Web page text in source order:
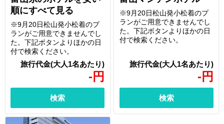
順にすべて見る
- 円
※9月20日松山発小松着のプ
ランがご用意できませんでし
た。下記ボタンよりほかの日
付で検索ください。
検索
- 円
※9月20日松山発小松着のプ
ランがご用意できませんでし
た。下記ボタンよりほかの日
付で検索ください。
検索